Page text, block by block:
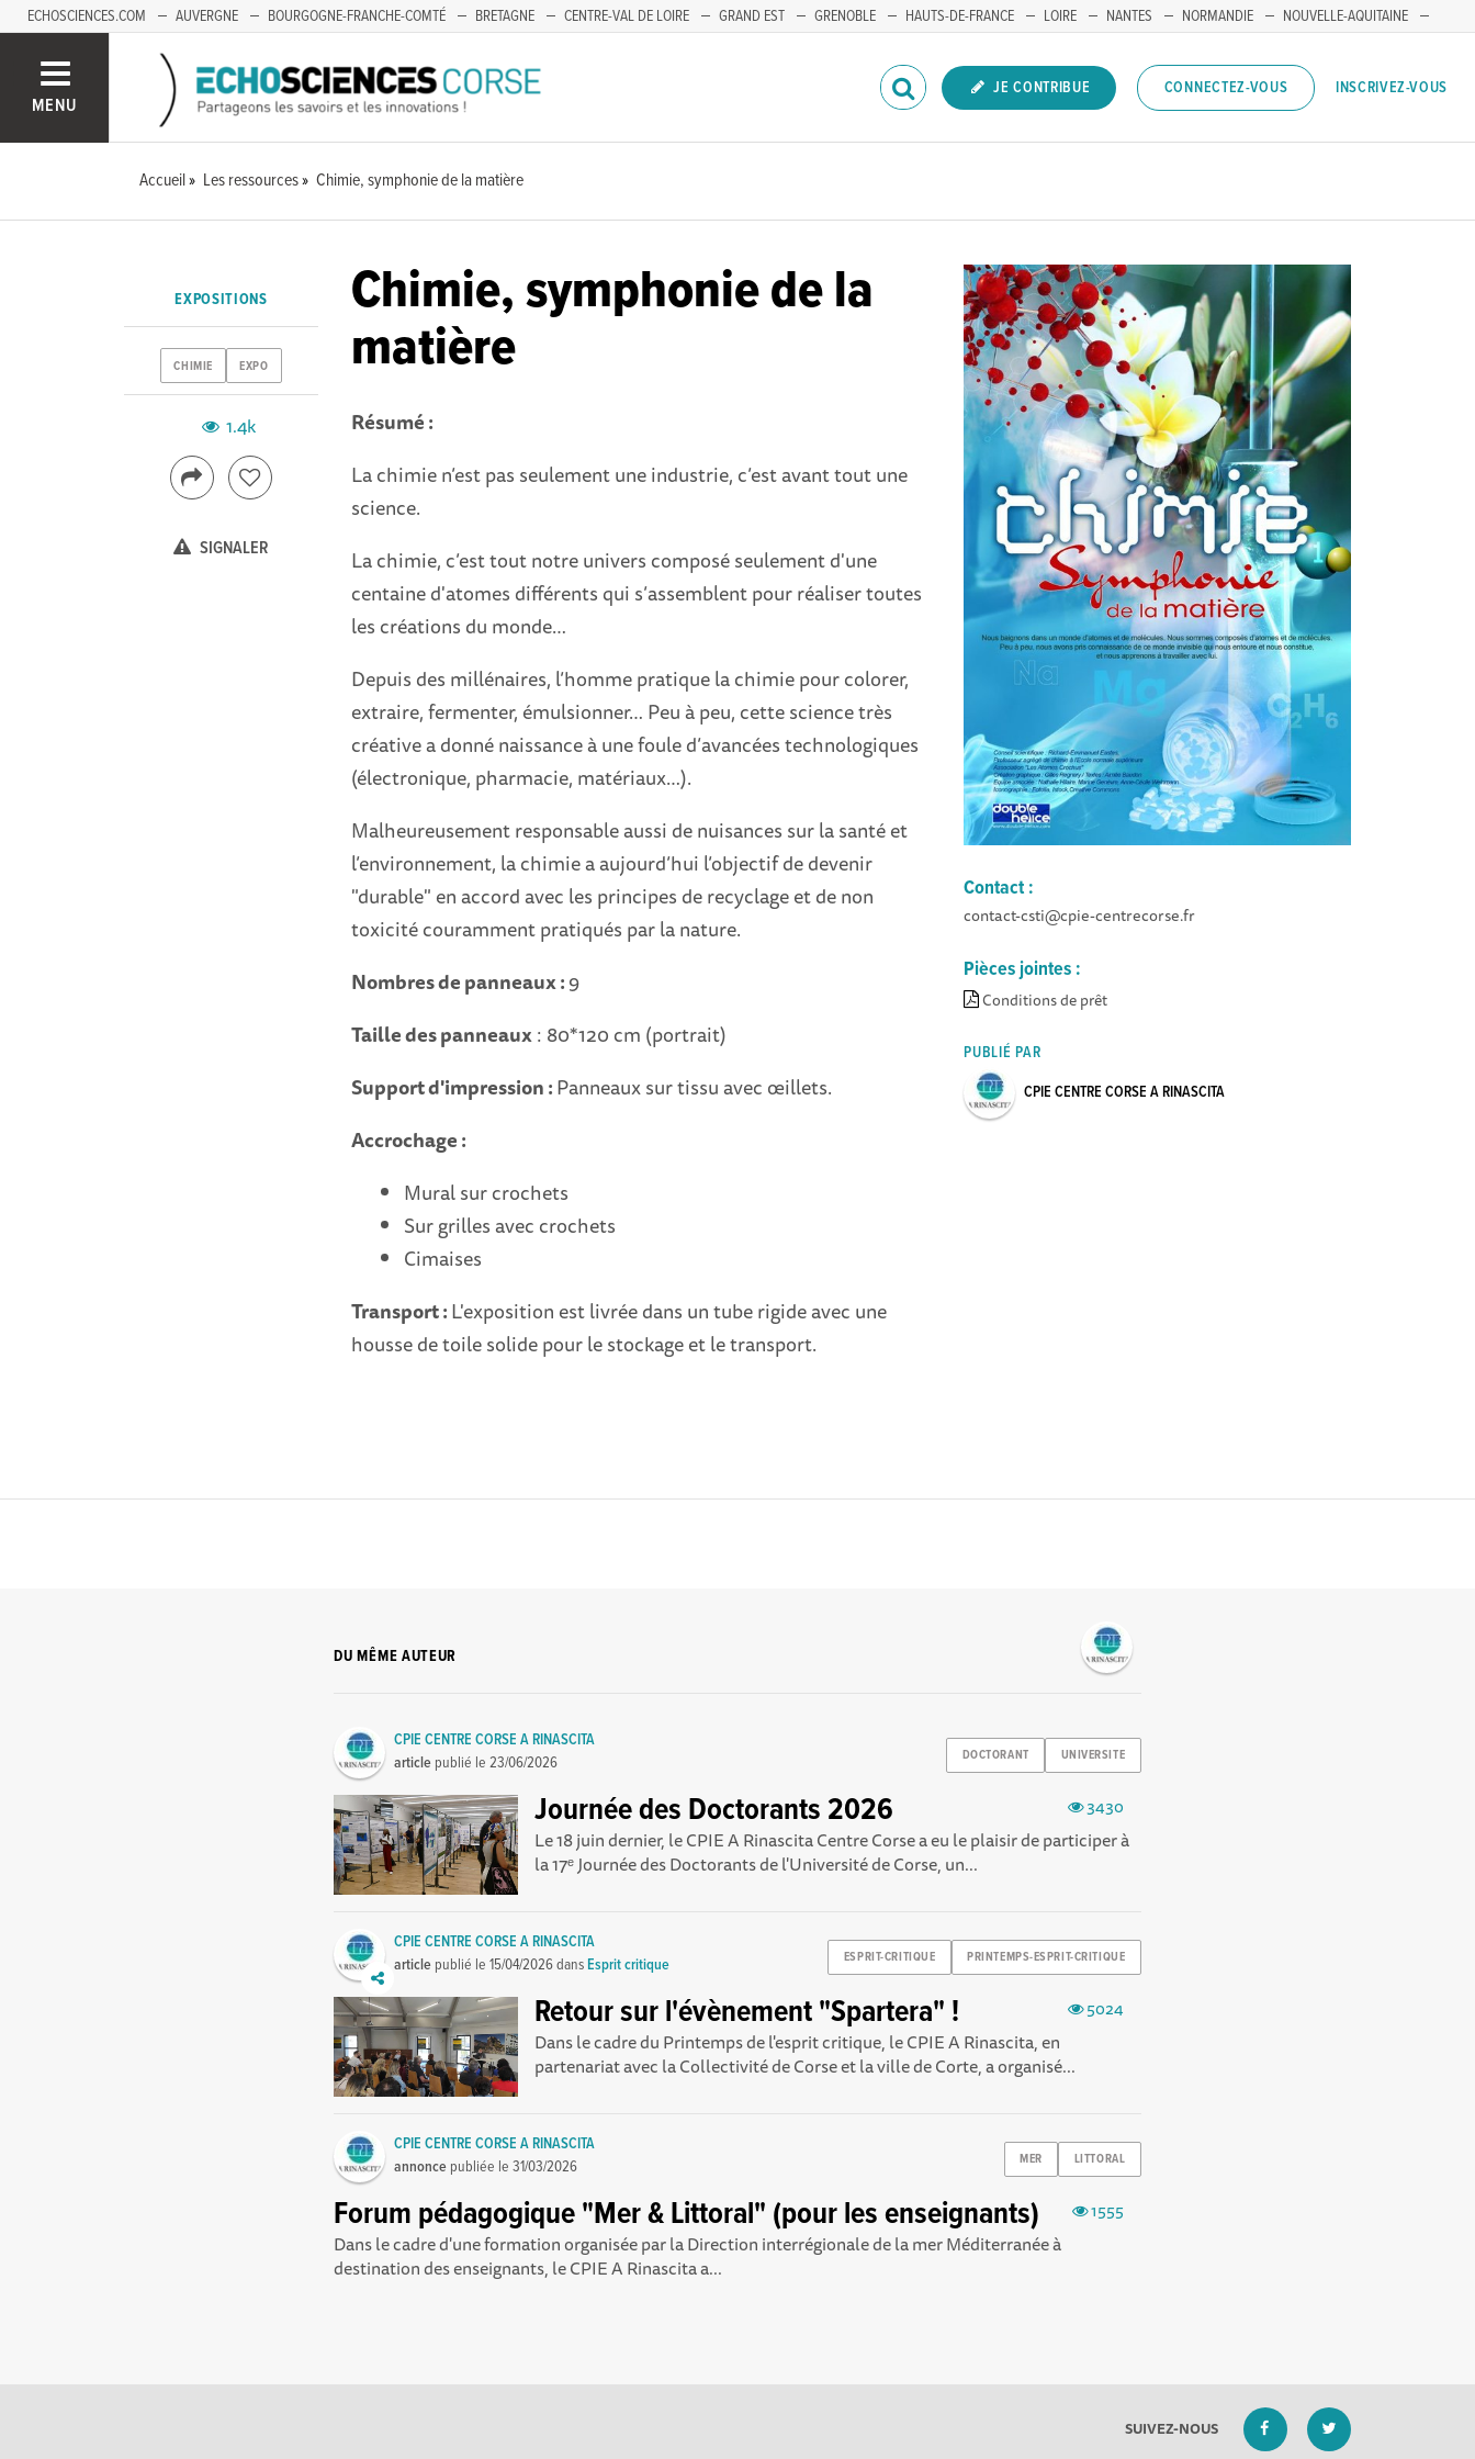
ECHOSCIENCES.COM AUVERGNE BOURGOGNE-FRANCHE-COMTÉ BRETAGNE CENTRE-VAL DE LOIRE GRAND EST GRENOBLE HAUTS-DE-FRANCE LOIRE NANTES NORMANDIE
NOUVELLE-AQUITAINE
MENU
JE CONTRIBUE CONNECTEZ-VOUS INSCRIVEZ-VOUS
Accueil Les ressources Chimie, symphonie de la matière
Chimie, symphonie de la
matière
Résumé :
La chimie n’est pas seulement une industrie, c’est avant tout une
science.
La chimie, c’est tout notre univers composé seulement d'une
centaine d'atomes différents qui s’assemblent pour réaliser toutes
les créations du monde…
Depuis des millénaires, l’homme pratique la chimie pour colorer,
extraire, fermenter, émulsionner… Peu à peu, cette science très
créative a donné naissance à une foule d’avancées technologiques
(électronique, pharmacie, matériaux…).
Malheureusement responsable aussi de nuisances sur la santé et
l’environnement, la chimie a aujourd’hui l’objectif de devenir
"durable" en accord avec les principes de recyclage et de non
toxicité couramment pratiqués par la nature.
Nombres de panneaux :9
Taille des panneaux: 80*120 cm (portrait)
Support d'impression :Panneaux sur tissu avec œillets.
Accrochage :
Mural sur crochets
Sur grilles avec crochets
Cimaises
Transport :L'exposition est livrée dans un tube rigide avec une
housse de toile solide pour le stockage et le transport.
Contact :
contact-csti@cpie-centrecorse.fr
Pièces jointes :
Conditions de prêt
PUBLIÉ PAR
CPIE CENTRE CORSE A RINASCITA
EXPOSITIONS
CHIMIE EXPO
1.4k
SIGNALER
DU MÊME AUTEUR
DOCTORANT UNIVERSITE
CPIE CENTRE CORSE A RINASCITA
article publié le23/06/2026
3430
Journée des Doctorants 2026
Le 18 juin dernier, le CPIE A Rinascita Centre Corse a eu le plaisir de participer à
la 17ᵉ Journée des Doctorants de l'Université de Corse, un...
ESPRIT-CRITIQUE PRINTEMPS-ESPRIT-CRITIQUE
CPIE CENTRE CORSE A RINASCITA
article publié le15/04/2026dansEsprit critique
5024
Retour sur l'évènement "Spartera" !
Dans le cadre du Printemps de l'esprit critique, le CPIE A Rinascita, en
partenariat avec la Collectivité de Corse et la ville de Corte, a organisé...
MER LITTORAL
CPIE CENTRE CORSE A RINASCITA
annonce publiée le31/03/2026
1555
Forum pédagogique "Mer & Littoral" (pour les enseignants)
Dans le cadre d'une formation organisée par la Direction interrégionale de la mer Méditerranée à
destination des enseignants, le CPIE A Rinascita a...
SUIVEZ-NOUS